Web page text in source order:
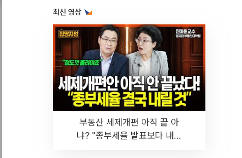
최신 영상
부동산 세제개편 아직 끝 아
냐? "종부세율 발표보다 내릴